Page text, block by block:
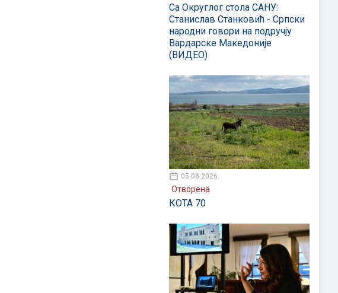
Са Округлог стола САНУ:
Станислав Станковић - Српски
народни говори на подручју
Вардарске Македоније
(ВИДЕО)
05.08.2026
Отворена
КОТА 70